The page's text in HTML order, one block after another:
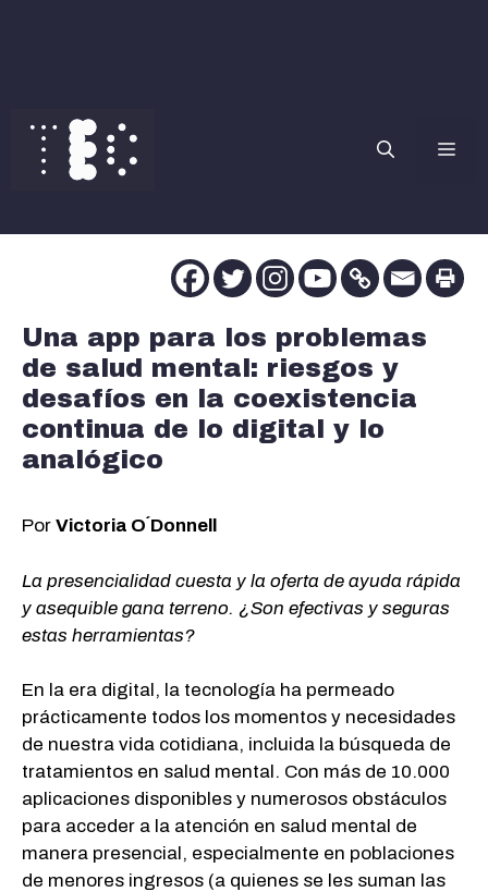
contenido
Una app para los problemas
de salud mental: riesgos y
desafíos en la coexistencia
continua de lo digital y lo
analógico
Por Victoria O´Donnell
La presencialidad cuesta y la oferta de ayuda rápida
y asequible gana terreno. ¿Son efectivas y seguras
estas herramientas?
En la era digital, la tecnología ha permeado
prácticamente todos los momentos y necesidades
de nuestra vida cotidiana, incluida la búsqueda de
tratamientos en salud mental. Con más de 10.000
aplicaciones disponibles y numerosos obstáculos
para acceder a la atención en salud mental de
manera presencial, especialmente en poblaciones
de menores ingresos (a quienes se les suman las